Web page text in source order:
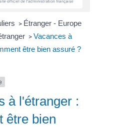
> Étranger - Europe
> Vacances à
être bien assuré ?
à l'étranger :
être bien